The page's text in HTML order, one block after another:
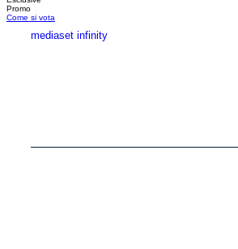
Promo
Come si vota
mediaset infinity